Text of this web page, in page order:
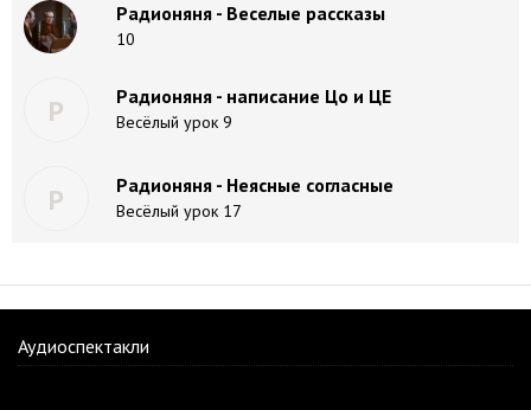
Радионяня - Веселые рассказы
10
Р Радионяня - написание Цо и ЦЕ
Весёлый урок 9
Р Радионяня - Неясные согласные
Весёлый урок 17
Аудиоспектакли